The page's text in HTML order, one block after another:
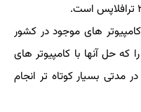
کامپیوتر های موجود در کشور
که حل آنها با کامپیوتر های
بسیار کوتاه تر انجام